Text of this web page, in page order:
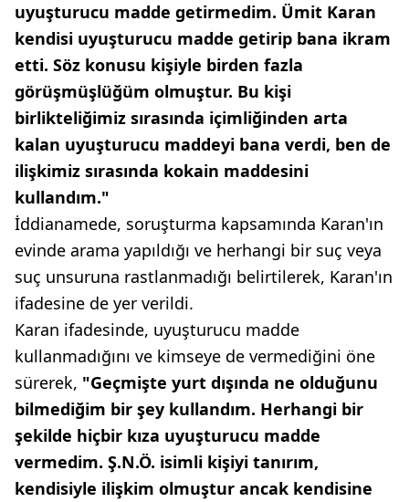
uyuşturucu madde getirmedim. Ümit Karan
kendisi uyuşturucu madde getirip bana ikram
etti. Söz konusu kişiyle birden fazla
görüşmüşlüğüm olmuştur. Bu kişi
birlikteliğimiz sırasında içimliğinden arta
kalan uyuşturucu maddeyi bana verdi, ben de
ilişkimiz sırasında kokain maddesini
kullandım."
İddianamede, soruşturma kapsamında Karan'ın
evinde arama yapıldığı ve herhangi bir suç veya
suç unsuruna rastlanmadığı belirtilerek, Karan'ın
ifadesine de yer verildi.
Karan ifadesinde, uyuşturucu madde
kullanmadığını ve kimseye de vermediğini öne
sürerek, "Geçmişte yurt dışında ne olduğunu
bilmediğim bir şey kullandım. Herhangi bir
şekilde hiçbir kıza uyuşturucu madde
vermedim. Ş.N.Ö. isimli kişiyi tanırım,
kendisiyle ilişkim olmuştur ancak kendisine